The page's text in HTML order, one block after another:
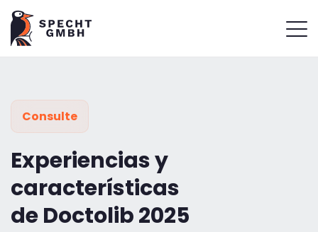
Consulte
Experiencias y
características
de Doctolib 2025